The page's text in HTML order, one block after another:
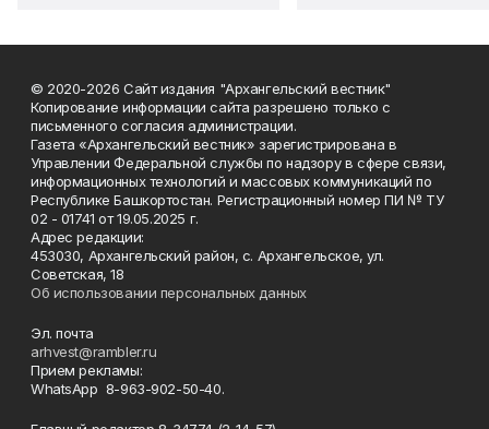
© 2020-2026 Сайт издания "Архангельский вестник"
Копирование информации сайта разрешено только с
письменного согласия администрации.
Газета «Архангельский вестник» зарегистрирована в
Управлении Федеральной службы по надзору в сфере связи,
информационных технологий и массовых коммуникаций по
Республике Башкортостан. Регистрационный номер ПИ № ТУ
02 - 01741 от 19.05.2025 г.
Адрес редакции:
453030, Архангельский район, с. Архангельское, ул.
Советская, 18
Об использовании персональных данных
Эл. почта
arhvest@rambler.ru
Прием рекламы:
WhatsApp 8-963-902-50-40.